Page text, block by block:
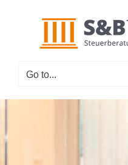
Go to...